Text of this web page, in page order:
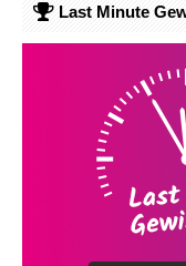
Last Minute